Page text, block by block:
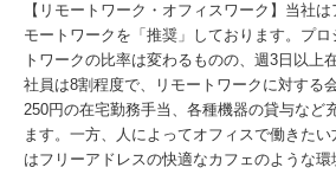
【リモートワーク・オフィスワーク】当社
モートワークを「推奨」しております。プ
トワークの比率は変わるものの、週3日以上
社員は8割程度で、リモートワークに対する
250円の在宅勤務手当、各種機器の貸与など
ます。一方、人によってオフィスで働きた
はフリーアドレスの快適なカフェのような環